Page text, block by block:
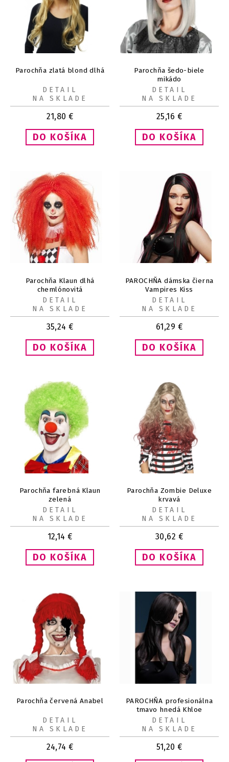
Parochňa zlatá blond dlhá
21,80 €
DETAIL
NA SKLADE
Parochňa šedo-biele
mikádo
25,16 €
DETAIL
NA SKLADE
Parochňa Klaun dlhá
chemlónovitá
35,24 €
DETAIL
NA SKLADE
PAROCHŇA dámska čierna
Vampires Kiss
61,29 €
DETAIL
NA SKLADE
Parochňa farebná Klaun
zelená
12,14 €
DETAIL
NA SKLADE
Parochňa Zombie Deluxe
krvavá
30,62 €
DETAIL
NA SKLADE
Parochňa červená Anabel
24,74 €
DETAIL
NA SKLADE
PAROCHŇA profesionálna
tmavo hnedá Khloe
51,20 €
DETAIL
NA SKLADE